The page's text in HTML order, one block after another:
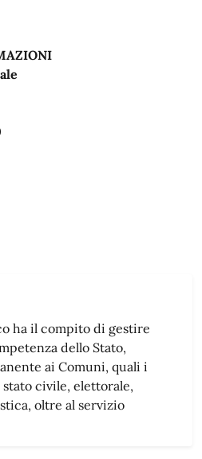
ha il compito di gestire
dello Stato,
ai Comuni, quali i
civile, elettorale,
oltre al servizio